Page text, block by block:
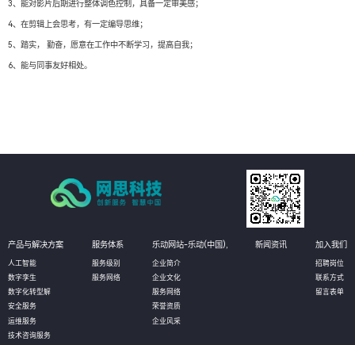
3、能对影片后期进行整体调色控制，具备一定审美感；
4、在剪辑上会思考，有一定编导思维；
5、踏实， 勤奋，愿意在工作中不断学习，提高自我；
6、能与同事友好相处。
产品与解决方案
人工智能
数字孪生
数字化转型解
安全服务
运维服务
技术咨询服务
服务体系
服务级别
服务网络
乐动网站-乐动(中国),
企业简介
企业文化
服务网络
荣誉资质
企业风采
新闻资讯 加入我们
招聘岗位
联系方式
留言表单